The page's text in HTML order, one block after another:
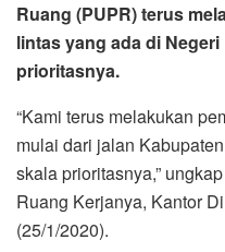
Ruang (PUPR) terus
lintas yang ada di
prioritasnya.
“Kami terus melakukan
mulai dari jalan
skala prioritasnya,”
Ruang Kerjanya, Kantor
(25/1/2020).